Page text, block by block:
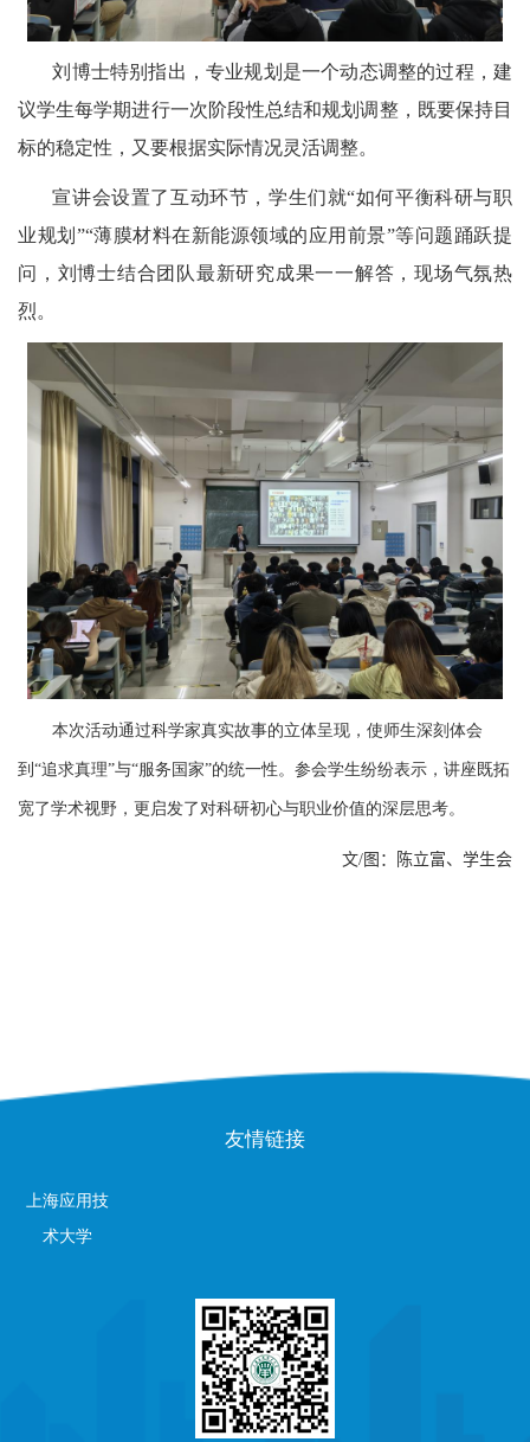
刘博士特别指出，专业规划是一个动态调整的过程，建
议学生每学期进行一次阶段性总结和规划调整，既要保持目
标的稳定性，又要根据实际情况灵活调整。
宣讲会设置了互动环节，学生们就“如何平衡科研与职
业规划”“薄膜材料在新能源领域的应用前景”等问题踊跃提
问，刘博士结合团队最新研究成果一一解答，现场气氛热
烈。
本次活动通过科学家真实故事的立体呈现，使师生深刻体会
到“追求真理”与“服务国家”的统一性。参会学生纷纷表示，讲座既拓
宽了学术视野，更启发了对科研初心与职业价值的深层思考。
文/图：陈立富、学生会
友情链接
上海应用技
术大学